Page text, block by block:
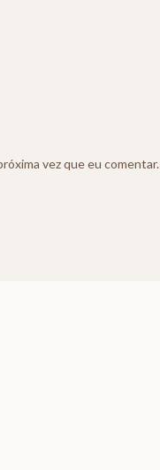
vez que eu comentar.